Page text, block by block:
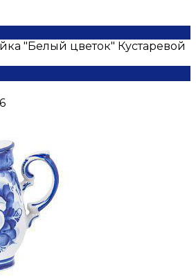
"Белый цветок" Кустаревой